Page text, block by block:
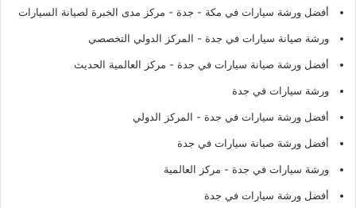
أفضل ورشة سيارات في مكة - جدة - مركز مدى الخبرة لصيانة السيارات
ورشة صيانة سيارات في جدة - المركز الدولي التخصصي
أفضل ورشة صيانة سيارات في جدة - مركز العالمية الحديث
ورشة سيارات في جدة
أفضل ورشة سيارات في جدة - المركز الدولي
أفضل ورشة صيانة سيارات في جدة
ورشة سيارات في جدة - مركز العالمية
أفضل ورشة سيارات في جدة